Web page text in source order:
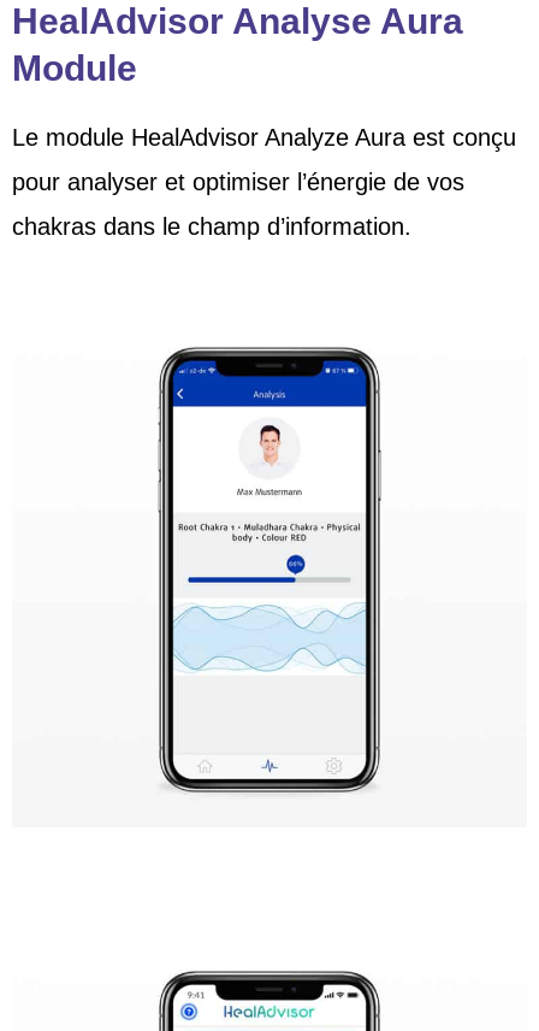
HealAdvisor Analyse Aura
Module
Le module HealAdvisor Analyze Aura est conçu
pour analyser et optimiser l’énergie de vos
chakras dans le champ d’information.